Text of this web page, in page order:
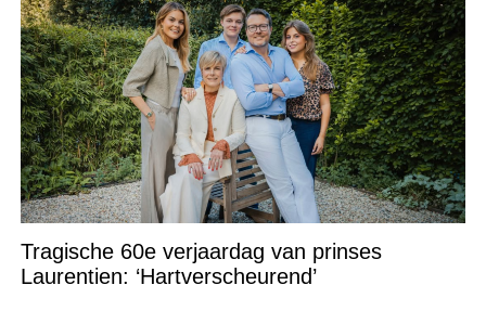
Tragische 60e verjaardag van prinses
Laurentien: ‘Hartverscheurend’